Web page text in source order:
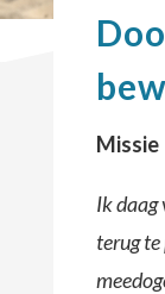
Missie
Ik daag
terug